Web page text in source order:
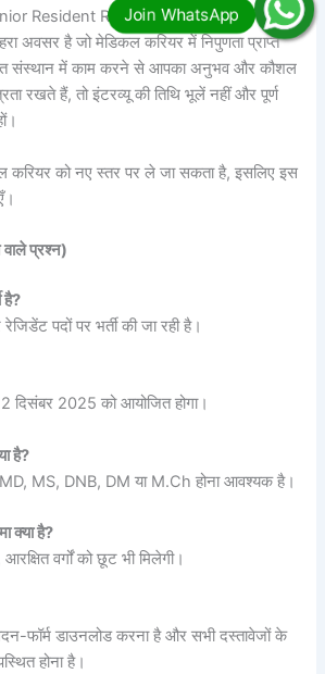
Resident Recruitment 2025 उन
अवसर है जो मेडिकल करियर में निपुणता प्राप्त
संस्थान में काम करने से आपका अनुभव और कौशल
रखते हैं, तो इंटरव्यू की तिथि भूलें नहीं और पूर्ण
को नए स्तर पर ले जा सकता है, इसलिए इस
प्रश्न)
है?
पदों पर भर्ती की जा रही है।
दिसंबर 2025 को आयोजित होगा।
है?
MD, MS, DNB, DM या M.Ch होना आवश्यक है।
क्या है?
वर्गों को छूट भी मिलेगी।
फॉर्म डाउनलोड करना है और सभी दस्तावेजों के
होना है।